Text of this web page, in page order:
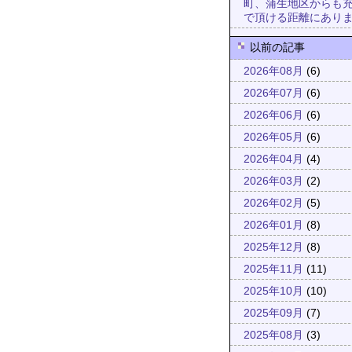
町、蒲生地区からも
で頂ける距離にあり
以前の記事
2026年08月 (6)
2026年07月 (6)
2026年06月 (6)
2026年05月 (6)
2026年04月 (4)
2026年03月 (2)
2026年02月 (5)
2026年01月 (8)
2025年12月 (8)
2025年11月 (11)
2025年10月 (10)
2025年09月 (7)
2025年08月 (3)